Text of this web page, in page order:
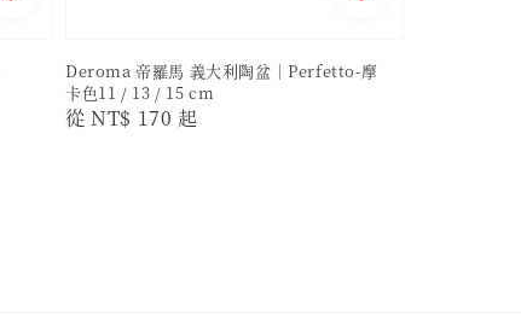
Deroma 帝羅馬 義大利陶盆｜Perfetto-摩
卡色11 / 13 / 15 cm
Regular
從NT$ 170 起